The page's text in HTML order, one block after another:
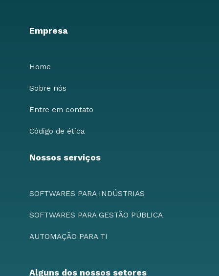
Empresa
Home
Sobre nós
Entre em contato
Código de ética
Nossos serviços
SOFTWARES PARA INDÚSTRIAS
SOFTWARES PARA GESTÃO PÚBLICA
AUTOMAÇÃO PARA TI
Alguns dos nossos setores